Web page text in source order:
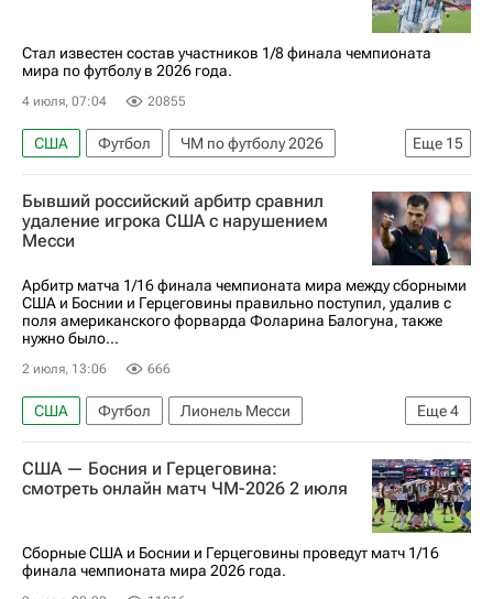
Материалы РИА Спорт
Авторы РИА Новости Спорт
Стал известен состав участников 1/8 финала чемпионата
мира по футболу в 2026 года.
4 июля, 07:04 20855
Еще 15
США Футбол
ЧМ по футболу 2026
Канада
Марокко Бразилия
Норвегия
Парагвай
Франция
Португалия
Испания
Аргентина
Египет
Колумбия
Швейцария
Бывший российский арбитр сравнил
удаление игрока США с нарушением
Месси
Арбитр матча 1/16 финала чемпионата мира между сборными
США и Боснии и Герцеговины правильно поступил, удалив с
поля американского форварда Фоларина Балогуна, также
нужно было...
2 июля, 13:06 666
Еще4
США Футбол
Лионель Месси
Фоларин Балоган
Аисса Манди
ЧМ по футболу 2026
Аргентина
США — Босния и Герцеговина:
смотреть онлайн матч ЧМ-2026 2 июля
Сборные США и Боснии и Герцеговины проведут матч 1/16
финала чемпионата мира 2026 года.